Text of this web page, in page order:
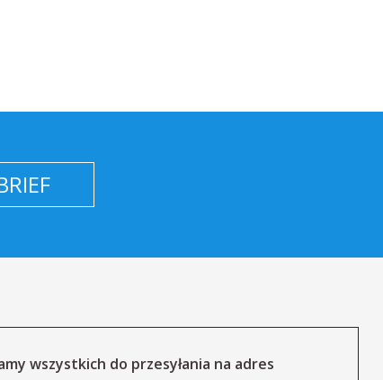
wszystkich do przesyłania na adres